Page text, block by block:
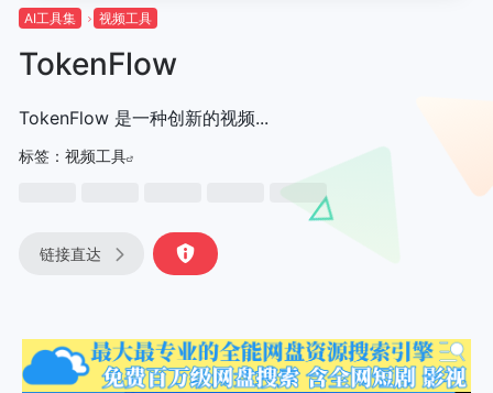
AI工具集 视频工具
TokenFlow
TokenFlow 是一种创新的视频...
标签： 视频工具
链接直达